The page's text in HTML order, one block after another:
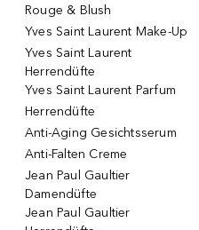
Rouge & Blush
Yves Saint Laurent Make-Up
Yves Saint Laurent
Herrendüfte
Yves Saint Laurent Parfum
Herrendüfte
Anti-Aging Gesichtsserum
Anti-Falten Creme
Jean Paul Gaultier
Damendüfte
Jean Paul Gaultier